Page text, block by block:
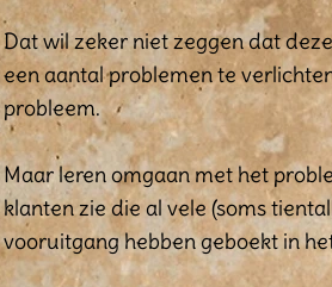
Dat wil zeker niet zeggen dat
een aantal problemen te
probleem.
Maar leren omgaan met het
klanten zie die al vele (soms
vooruitgang hebben geboekt in